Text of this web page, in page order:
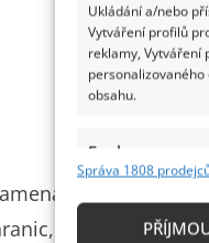
Ukládání a/nebo
Vytváření profilů
reklamy, Vytváření
personalizovaného
obsahu.
Funkce
Identifikace
Správa 1808
především